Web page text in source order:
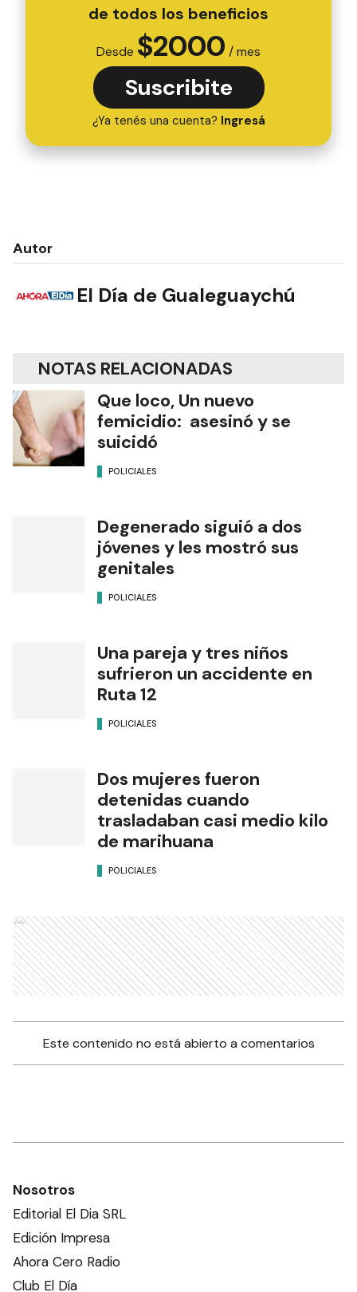
de todos los beneficios
Desde $2000 / mes
Suscribite
¿Ya tenés una cuenta? Ingresá
Autor
El Día de Gualeguaychú
NOTAS RELACIONADAS
Que loco, Un nuevo
femicidio: asesinó y se
suicidó
POLICIALES
Degenerado siguió a dos
jóvenes y les mostró sus
genitales
POLICIALES
Una pareja y tres niños
sufrieron un accidente en
Ruta 12
POLICIALES
Dos mujeres fueron
detenidas cuando
trasladaban casi medio kilo
de marihuana
POLICIALES
Ads
Este contenido no está abierto a comentarios
Nosotros
Editorial El Dia SRL
Edición Impresa
Ahora Cero Radio
Club El Día